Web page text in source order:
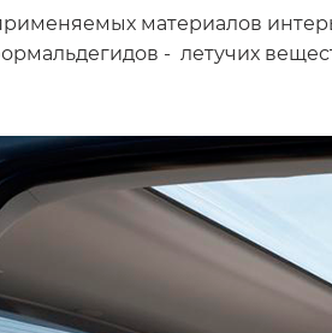
материалов
- летучих